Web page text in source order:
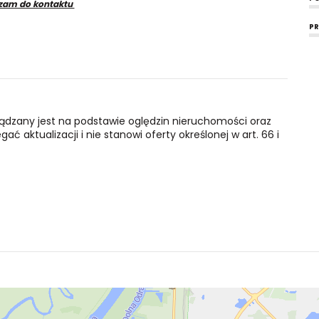
do kontaktu
jest na podstawie oględzin nieruchomości oraz
aktualizacji i nie stanowi oferty określonej w art. 66 i